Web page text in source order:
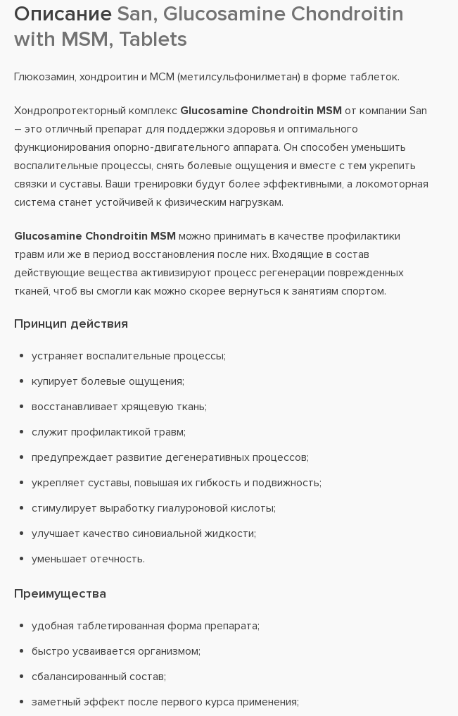
Описание San, Glucosamine Chondroitin
with MSM, Tablets
Глюкозамин, хондроитин и МСМ (метилсульфонилметан) в форме таблеток.
Хондропротекторный комплекс Glucosamine Chondroitin MSM от компании San
– это отличный препарат для поддержки здоровья и оптимального
функционирования опорно-двигательного аппарата. Он способен уменьшить
воспалительные процессы, снять болевые ощущения и вместе с тем укрепить
связки и суставы. Ваши тренировки будут более эффективными, а локомоторная
система станет устойчивей к физическим нагрузкам.
Glucosamine Chondroitin MSM можно принимать в качестве профилактики
травм или же в период восстановления после них. Входящие в состав
действующие вещества активизируют процесс регенерации поврежденных
тканей, чтоб вы смогли как можно скорее вернуться к занятиям спортом.
Принцип действия
устраняет воспалительные процессы;
купирует болевые ощущения;
восстанавливает хрящевую ткань;
служит профилактикой травм;
предупреждает развитие дегенеративных процессов;
укрепляет суставы, повышая их гибкость и подвижность;
стимулирует выработку гиалуроновой кислоты;
улучшает качество синовиальной жидкости;
уменьшает отечность.
Преимущества
удобная таблетированная форма препарата;
быстро усваивается организмом;
сбалансированный состав;
заметный эффект после первого курса применения;